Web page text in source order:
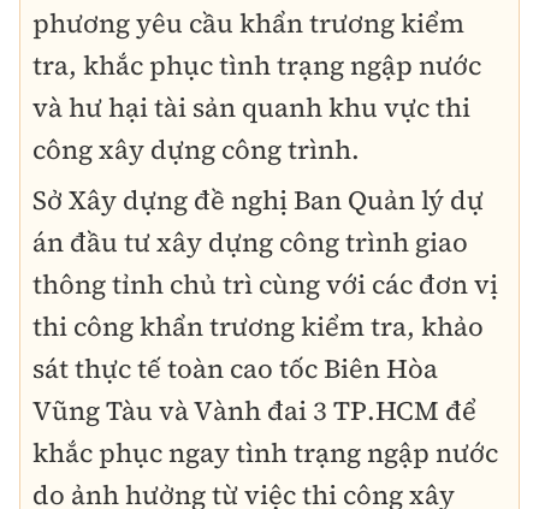
phương yêu cầu khẩn trương kiểm
tra, khắc phục tình trạng ngập nước
và hư hại tài sản quanh khu vực thi
công xây dựng công trình.
Sở Xây dựng đề nghị Ban Quản lý dự
án đầu tư xây dựng công trình giao
thông tỉnh chủ trì cùng với các đơn vị
thi công khẩn trương kiểm tra, khảo
sát thực tế toàn cao tốc Biên Hòa
Vũng Tàu và Vành đai 3 TP.HCM để
khắc phục ngay tình trạng ngập nước
do ảnh hưởng từ việc thi công xây